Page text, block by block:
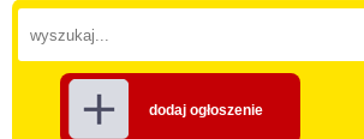
dodaj ogłoszenie